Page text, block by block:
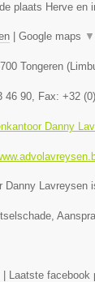
plaats Herve en
| Google maps ▼
Tongeren(
46 90, Fax: +32
Danny
Danny Lavreysen
Laatste facebook